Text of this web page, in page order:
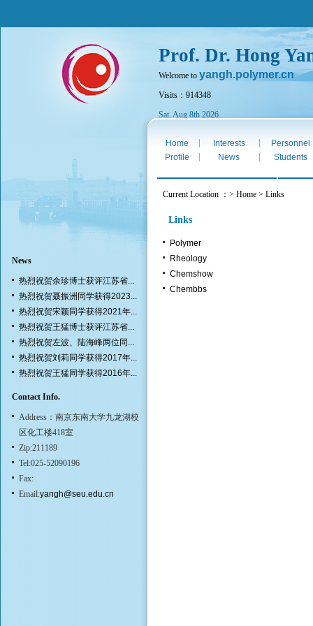
Prof. Dr. Hong
Welcome to yangh.polymer.cn
Visits：914348
Sat. Aug 8th 2026
News
热烈祝贺余珍博士获评江苏省...
热烈祝贺聂振洲同学获得2023...
热烈祝贺宋颖同学获得2021年...
热烈祝贺王猛博士获评江苏省...
热烈祝贺左波、陆海峰两位同...
热烈祝贺刘莉同学获得2017年...
热烈祝贺王猛同学获得2016年...
Contact Info.
Address：南京东南大学九龙湖校
区化工楼418室
Zip:211189
Tel:025-52090196
Fax:
Email:yangh@seu.edu.cn
Home Interests
Personnel
Profile
News Students
Current Location ：> Home > Links
Links
Polymer
Rheology
Chemshow
Chembbs